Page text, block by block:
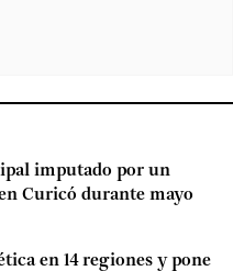
imputado por un
Curicó durante mayo
en 14 regiones y pone